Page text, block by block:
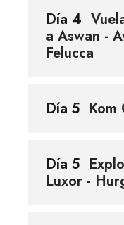
Día 4
a Aswan -
Felucca
Día 5 Kom
Día 5
Luxor -